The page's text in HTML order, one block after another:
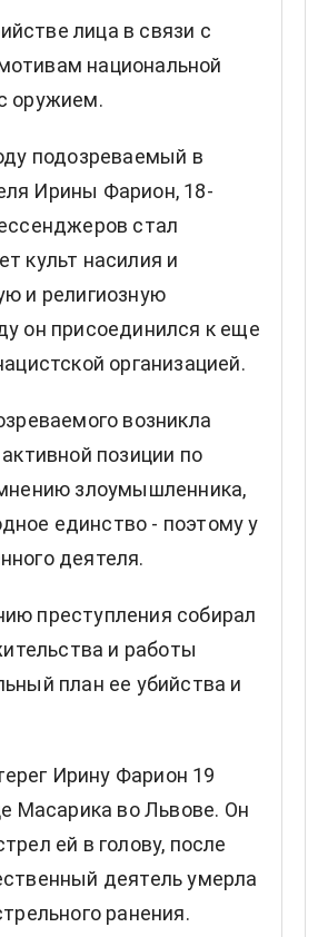
лица в связи с
национальной
оружием.
подозреваемый в
Ирины Фарион, 18-
стал
культ насилия и
и религиозную
он присоединился к еще
организацией.
возникла
позиции по
злоумышленника,
единство - поэтому у
деятеля.
преступления собирал
и работы
план ее убийства и
Ирину Фарион 19
Масарика во Львове. Он
ей в голову, после
деятель умерла
ранения.